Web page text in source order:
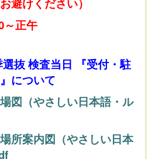
避けください）
正午
抜 検査当日 『受付・駐
について
図（やさしい日本語・ル
所案内図（やさしい日本